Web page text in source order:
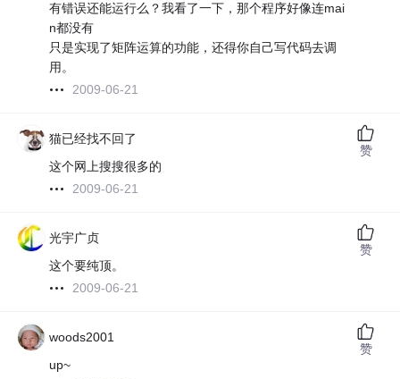
有错误还能运行么？我看了一下，那个程序好像连mai
n都没有
只是实现了矩阵运算的功能，还得你自己写代码去调
用。
2009-06-21
猫已经找不回了
这个网上搜搜很多的
2009-06-21
赞
光宇广贞
这个要纯顶。
2009-06-21
赞
woods2001
up~
赞